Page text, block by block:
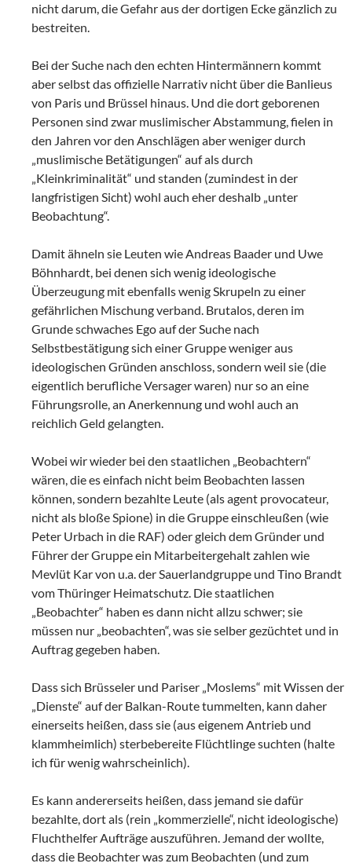
nicht darum, die Gefahr aus der dortigen Ecke gänzlich zu
bestreiten.
Bei der Suche nach den echten Hintermännern kommt
aber selbst das offizielle Narrativ nicht über die Banlieus
von Paris und Brüssel hinaus. Und die dort geborenen
Personen sind zwar muslimischer Abstammung, fielen in
den Jahren vor den Anschlägen aber weniger durch
„muslimische Betätigungen“ auf als durch
„Kleinkriminalität“ und standen (zumindest in der
langfristigen Sicht) wohl auch eher deshalb „unter
Beobachtung“.
Damit ähneln sie Leuten wie Andreas Baader und Uwe
Böhnhardt, bei denen sich wenig ideologische
Überzeugung mit ebenfalls wenig Skrupeln zu einer
gefährlichen Mischung verband. Brutalos, deren im
Grunde schwaches Ego auf der Suche nach
Selbstbestätigung sich einer Gruppe weniger aus
ideologischen Gründen anschloss, sondern weil sie (die
eigentlich berufliche Versager waren) nur so an eine
Führungsrolle, an Anerkennung und wohl auch an
reichlich Geld gelangten.
Wobei wir wieder bei den staatlichen „Beobachtern“
wären, die es einfach nicht beim Beobachten lassen
können, sondern bezahlte Leute (als agent provocateur,
nicht als bloße Spione) in die Gruppe einschleußen (wie
Peter Urbach in die RAF) oder gleich dem Gründer und
Führer der Gruppe ein Mitarbeitergehalt zahlen wie
Mevlüt Kar von u.a. der Sauerlandgruppe und Tino Brandt
vom Thüringer Heimatschutz. Die staatlichen
„Beobachter“ haben es dann nicht allzu schwer; sie
müssen nur „beobachten“, was sie selber gezüchtet und in
Auftrag gegeben haben.
Dass sich Brüsseler und Pariser „Moslems“ mit Wissen der
„Dienste“ auf der Balkan-Route tummelten, kann daher
einerseits heißen, dass sie (aus eigenem Antrieb und
klammheimlich) sterbebereite Flüchtlinge suchten (halte
ich für wenig wahrscheinlich).
Es kann andererseits heißen, dass jemand sie dafür
bezahlte, dort als (rein „kommerzielle“, nicht ideologische)
Fluchthelfer Aufträge auszuführen. Jemand der wollte,
dass die Beobachter was zum Beobachten (und zum